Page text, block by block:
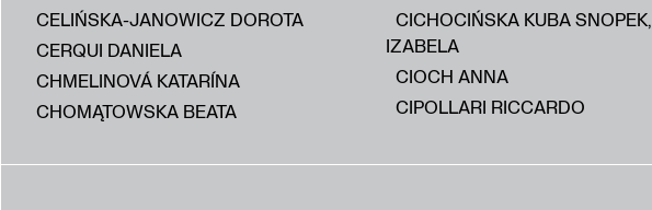
CELIŃSKA-JANOWICZ DOROTA
CERQUI DANIELA
CHMELINOVÁ KATARÍNA
CHOMĄTOWSKA BEATA
CICHOCIŃSKA KUBA SNOPEK,
IZABELA
CIOCH ANNA
CIPOLLARI RICCARDO